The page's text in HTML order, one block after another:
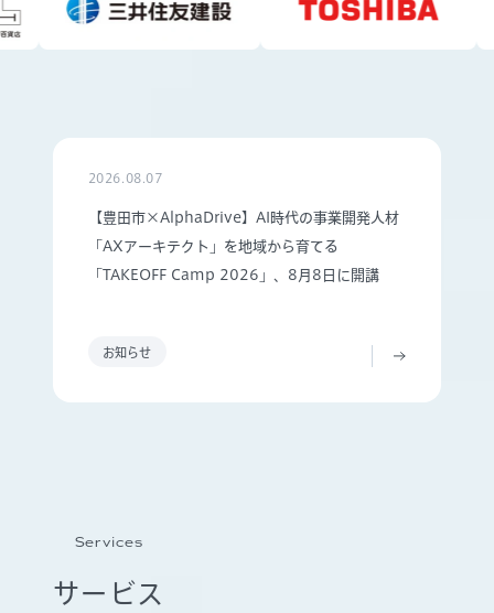
2026.08.07
お知らせ
【豊田市×AlphaDrive】AI時代の事業開発人材
「AXアーキテクト」を地域から育てる
「TAKEOFF Camp 2026」、8月8日に開講
Services
サービス